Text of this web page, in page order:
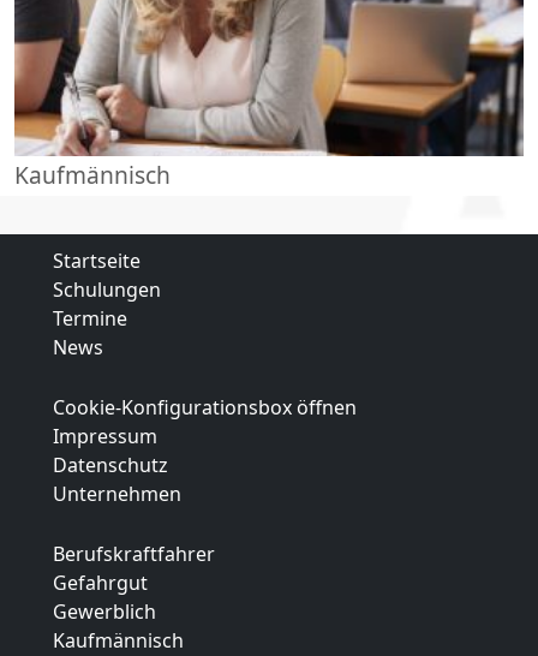
Kaufmännisch
Startseite
Schulungen
Termine
News
Cookie-Konfigurationsbox öffnen
Impressum
Datenschutz
Unternehmen
Berufskraftfahrer
Gefahrgut
Gewerblich
Kaufmännisch